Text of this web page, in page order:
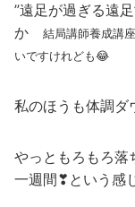
”遠足が過ぎる遠
か
結局講師養成講
いですけれども😂
私のほうも体調ダ
やっともろもろ落
一週間❣という感